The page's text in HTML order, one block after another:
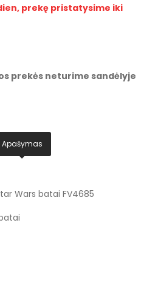
prekę pristatysime iki
prekės neturime sandėlyje
Apašymas
Wars batai FV4685